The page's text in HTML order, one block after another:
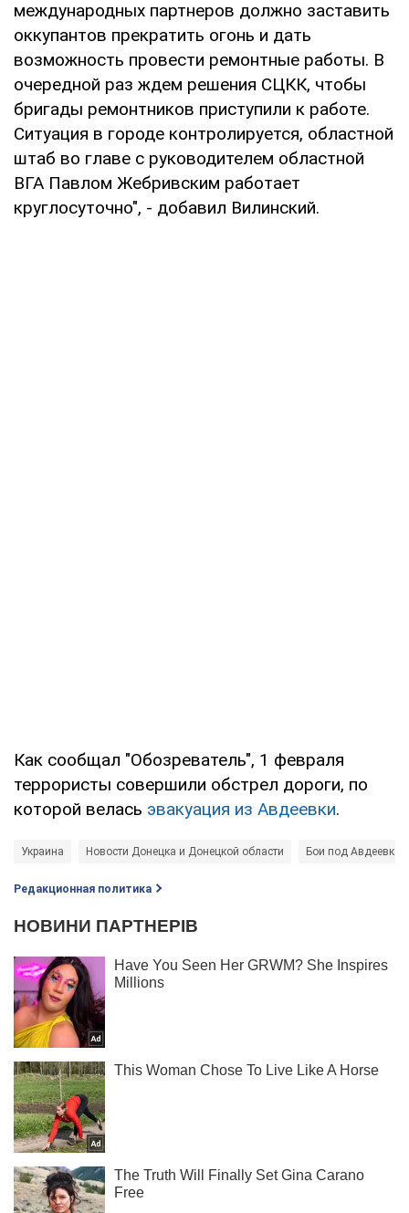
международных партнеров должно заставить
оккупантов прекратить огонь и дать
возможность провести ремонтные работы. В
очередной раз ждем решения СЦКК, чтобы
бригады ремонтников приступили к работе.
Ситуация в городе контролируется, областной
штаб во главе с руководителем областной
ВГА Павлом Жебривским работает
круглосуточно", - добавил Вилинский.
Как сообщал "Обозреватель", 1 февраля
террористы совершили обстрел дороги, по
которой велась эвакуация из Авдеевки.
Украина Новости Донецка и Донецкой области Бои под Авдеевкой
Редакционная политика